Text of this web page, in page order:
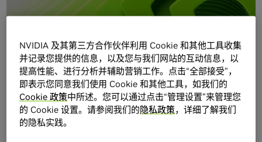
详情
NVIDIA 及其第三方合作伙伴利用 Cookie 和其他工具收集
并记录您提供的信息，以及您与我们网站的互动信息，以
提高性能、进行分析并辅助营销工作。点击“全部接受”，
即表示您同意我们使用 Cookie 和其他工具，如我们的
Cookie 政策中所述。您可以通过点击“管理设置”来管理您
的 Cookie 设置。请参阅我们的隐私政策，详细了解我们
的隐私实践。